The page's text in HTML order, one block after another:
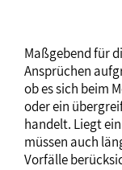
Maßgebend für
Ansprüchen
ob es sich beim
oder ein
handelt. Liegt
müssen auch
Vorfälle